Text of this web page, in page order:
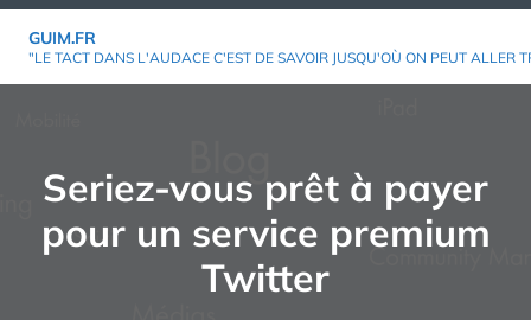
Aller
GUIM.FR
"LE TACT DANS L'AUDACE C'EST DE SAVOIR JUSQU'OÙ ON PEUT ALLER
Seriez-vous prêt à payer
pour un service premium
Twitter